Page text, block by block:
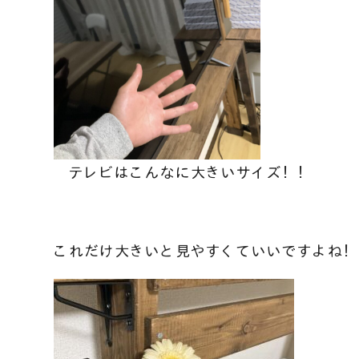
テレビはこんなに大きいサイズ！！
これだけ大きいと見やすくていいですよね